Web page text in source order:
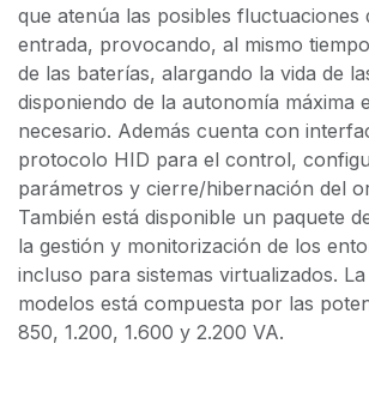
que atenúa las posibles fluctuaciones
entrada, provocando, al mismo
de las baterías, alargando la vida de
disponiendo de la autonomía máxima
necesario. Además cuenta con
protocolo HID para el control,
parámetros y cierre/hibernación del
También está disponible un paquete
la gestión y monitorización de los
incluso para sistemas virtualizados. La
modelos está compuesta por las
850, 1.200, 1.600 y 2.200 VA.